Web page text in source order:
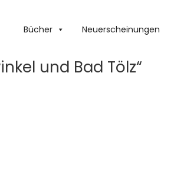
Bücher Neuerscheinungen
und Bad Tölz“